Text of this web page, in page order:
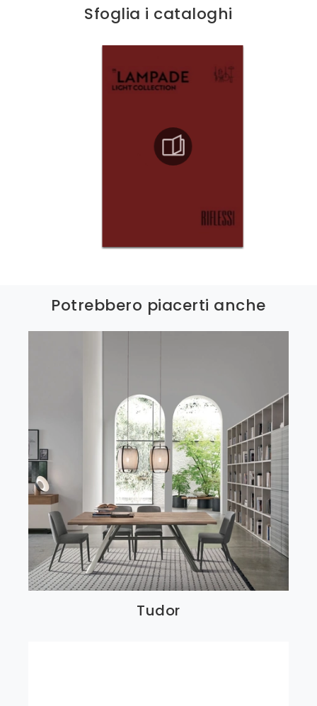
Sfoglia i cataloghi
Potrebbero piacerti anche
Tudor